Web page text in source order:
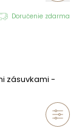
Doručenie zdarma
zásuvkami -